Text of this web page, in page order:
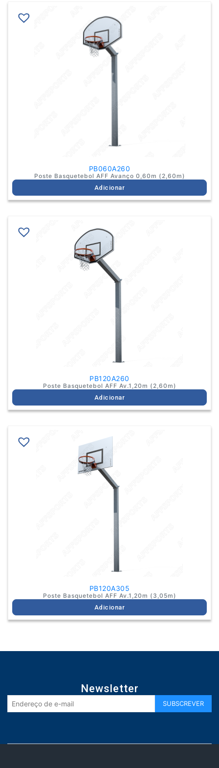
PB060A260
Poste Basquetebol AFF Avanço 0,60m (2,60m)
Adicionar
PB120A260
Poste Basquetebol AFF Av.1,20m (2,60m)
Adicionar
PB120A305
Poste Basquetebol AFF Av.1,20m (3,05m)
Adicionar
Newsletter